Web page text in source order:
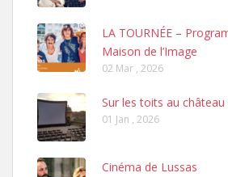
LA TOURNÉE –
Maison de l’Image
02 Mar , 2026
Sur les toits au château
01 Jan , 2026
Cinéma de Lussas